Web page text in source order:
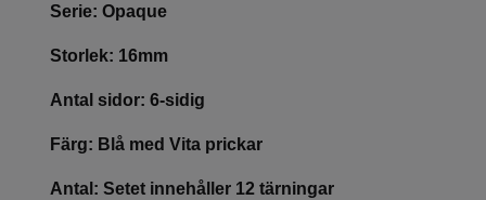
Serie: Opaque
Storlek: 16mm
Antal sidor: 6-sidig
Färg: Blå med Vita prickar
Antal: Setet innehåller 12 tärningar